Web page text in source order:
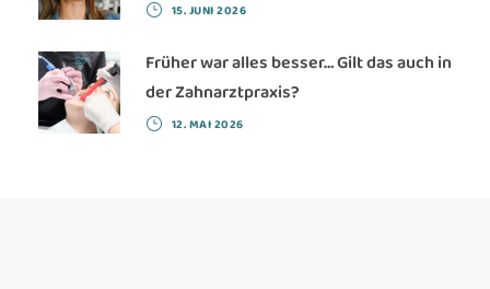
15. JUNI 2026
Früher war alles besser… Gilt das auch in
der Zahnarztpraxis?
12. MAI 2026